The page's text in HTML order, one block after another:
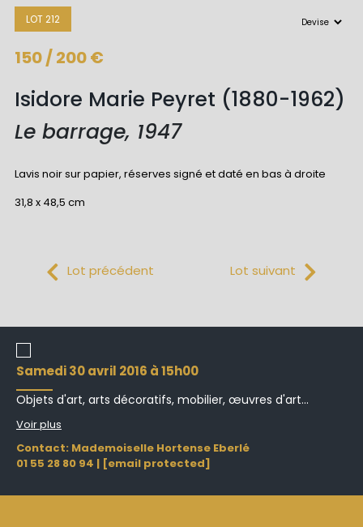
LOT 212
150 / 200 €
Isidore Marie Peyret (1880-1962)
Le barrage, 1947
Lavis noir sur papier, réserves signé et daté en bas à droite
31,8 x 48,5 cm
Lot précédent Lot suivant
samedi 30 avril 2016 à 15h00
Objets d'art, arts décoratifs, mobilier, œuvres d'art...
Voir plus
Contact: Mademoiselle Hortense Eberlé
01 55 28 80 94 | [email protected]